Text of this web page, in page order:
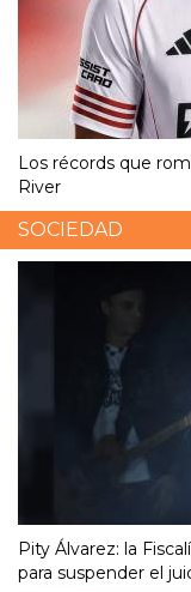
Los récords que
River
SOCIEDAD
Pity Álvarez: la
para suspender el